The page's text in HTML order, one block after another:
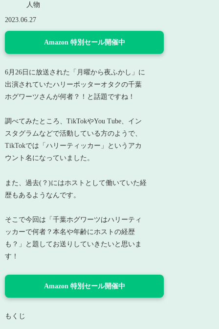
人物
2023.06.27
Amazon 特別セール開催中
6月26日に放送された「月曜から夜ふかし」に
出演されていたハリーポッターオタクの千葉
ホグワーツさんが何者？！と話題ですね！
調べてみたところ、TikTokやYou Tube、イン
スタグラムなどで活動している方のようで、
TikTokでは「ハリーティッカー」というアカ
ウント名になっていました。
また、過去(？)にはホストとして働いていた経
歴もあるようなんです。
そこで今回は「千葉ホグワーツはハリーティ
ッカーで何者？本名や年齢にホストの経歴
も？」と題してお送りしていきたいと思いま
す！
Amazon 特別セール開催中
もくじ